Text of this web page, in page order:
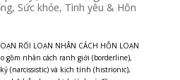
, Sức khỏe, Tình yêu & Hôn
RỐI LOẠN NHÂN CÁCH HỖN LOẠN
gồm nhân cách ranh giới (borderline),
(narcissistic) và kịch tính (histrionic),